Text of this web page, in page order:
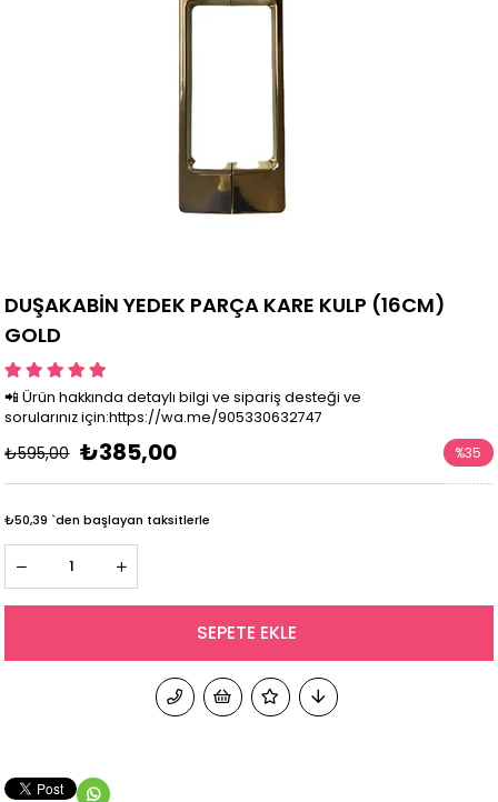
DUŞAKABİN YEDEK PARÇA KARE KULP (16CM)
GOLD
📲 Ürün hakkında detaylı bilgi ve sipariş desteği ve
sorularınız için:https://wa.me/905330632747
₺595,00 ₺385,00 %35
İndirim
₺50,39 `den başlayan taksitlerle